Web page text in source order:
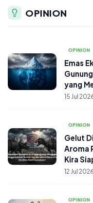
OPINION
OPINION
Emas
yang
15 Jul
OPINION
Gelut
Aroma
Kira
12 Jul 2026
OPINION